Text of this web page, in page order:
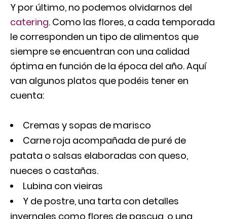
Y por último, no podemos olvidarnos del
catering. Como las flores, a cada temporada
le corresponden un tipo de alimentos que
siempre se encuentran con una calidad
óptima en función de la época del año. Aquí
van algunos platos que podéis tener en
cuenta:
Cremas y sopas de marisco
Carne roja acompañada de puré de
patata o salsas elaboradas con queso,
nueces o castañas.
Lubina con vieiras
Y de postre, una tarta con detalles
invernales como flores de pascua, o una